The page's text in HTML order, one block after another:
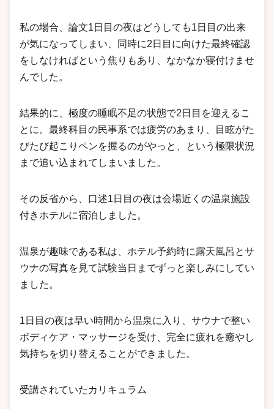
私の場合、論文1日目の夜はどうしても1日目の出来
が気になってしまい、同時に2日目に向けた最終確認
をしなければという焦りもあり、なかなか寝付けませ
んでした。
結果的に、極度の睡眠不足の状態で2日目を迎えるこ
とに。最終科目の民事系では疲労のあまり、目眩がた
びたび起こりペンを握るのがやっと、という極限状況
まで追い込まれてしまいました。
その反省から、口述1日目の夜は会場近くの温泉施設
付きホテルに宿泊しました。
温泉が趣味である私は、ホテル予約時に露天風呂とサ
ウナの写真を見て試験当日までずっと楽しみにしてい
ました。
1日目の夜は早い時間から温泉に入り、サウナで整い
ボディケア・マッサージを受け、完全に疲れを癒やし
気持ちを切り替えることができました。
受講されていたカリキュラム